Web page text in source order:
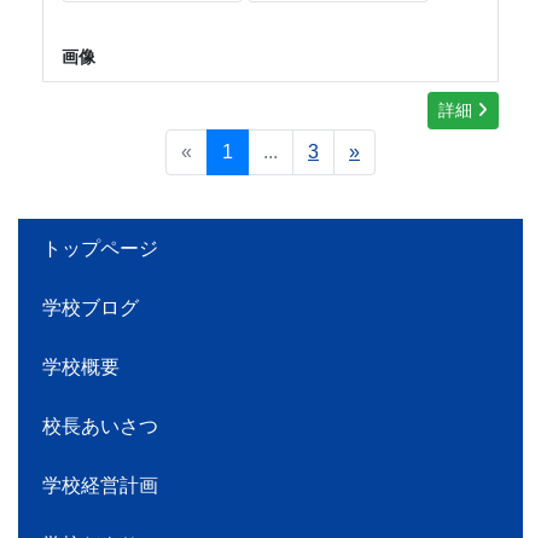
トップページ
学校ブログ
学校概要
校長あいさつ
学校経営計画
画像
詳細
« 1 ... 3 »